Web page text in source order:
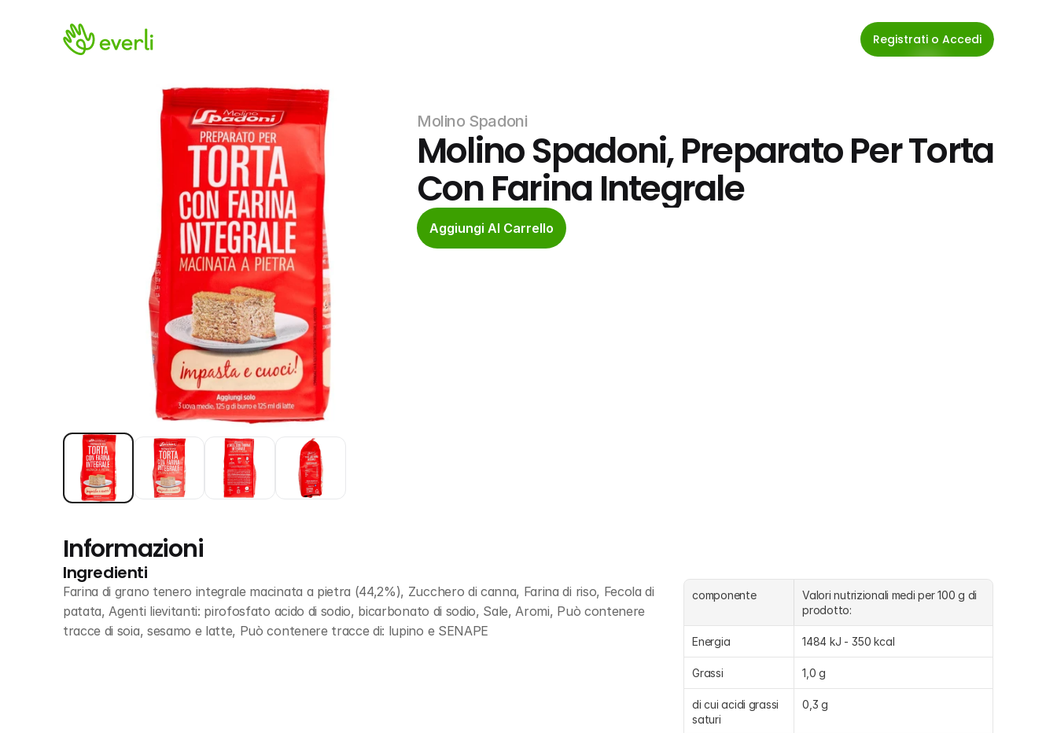
Registrati o Accedi
Molino Spadoni
Molino Spadoni, Preparato Per Torta
Con Farina Integrale
Aggiungi Al Carrello
Informazioni
Ingredienti
Farina di grano tenero integrale macinata a pietra (44,2%), Zucchero di canna, Farina di riso, Fecola di
patata, Agenti lievitanti: pirofosfato acido di sodio, bicarbonato di sodio, Sale, Aromi, Può contenere
tracce di soia, sesamo e latte, Può contenere tracce di: lupino e SENAPE
componente
Valori nutrizionali medi per 100 g di
prodotto:
Energia 1484 kJ - 350 kcal
Grassi 1,0 g
di cui acidi grassi
saturi
0,3 g